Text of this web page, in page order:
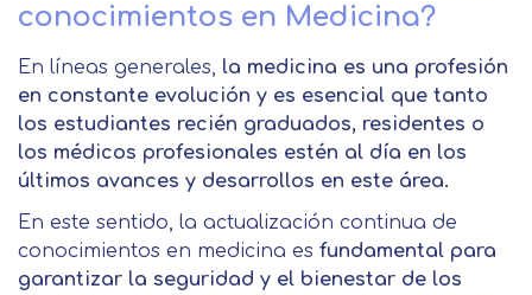
conocimientos en Medicina?
En líneas generales, la medicina es una profesión
en constante evolución y es esencial que tanto
los estudiantes recién graduados, residentes o
los médicos profesionales estén al día en los
últimos avances y desarrollos en este área.
En este sentido, la actualización continua de
conocimientos en medicina es fundamental para
garantizar la seguridad y el bienestar de los